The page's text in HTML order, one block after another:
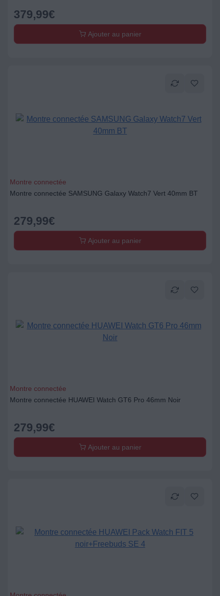
379,99€
Ajouter au panier
Montre connectée
Montre connectée SAMSUNG Galaxy Watch7 Vert 40mm BT
279,99€
Ajouter au panier
Montre connectée
Montre connectée HUAWEI Watch GT6 Pro 46mm Noir
279,99€
Ajouter au panier